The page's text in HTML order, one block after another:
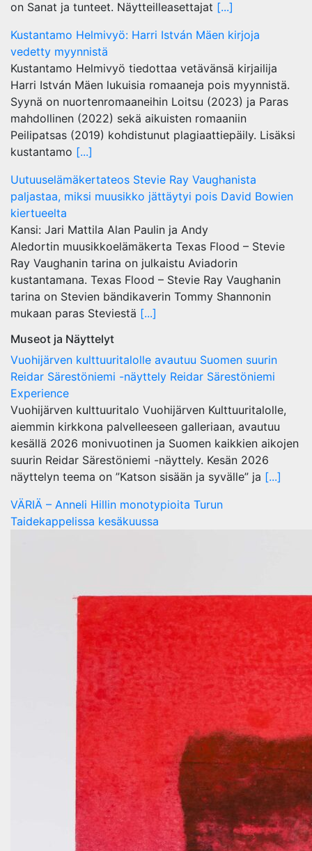
on Sanat ja tunteet. Näytteilleasettajat [...]
Kustantamo Helmivyö: Harri István Mäen kirjoja
vedetty myynnistä
Kustantamo Helmivyö tiedottaa vetävänsä kirjailija
Harri István Mäen lukuisia romaaneja pois myynnistä.
Syynä on nuortenromaaneihin Loitsu (2023) ja Paras
mahdollinen (2022) sekä aikuisten romaaniin
Peilipatsas (2019) kohdistunut plagiaattiepäily. Lisäksi
kustantamo [...]
Uutuuselämäkertateos Stevie Ray Vaughanista
paljastaa, miksi muusikko jättäytyi pois David Bowien
kiertueelta
Kansi: Jari Mattila Alan Paulin ja Andy
Aledortin muusikkoelämäkerta Texas Flood – Stevie
Ray Vaughanin tarina on julkaistu Aviadorin
kustantamana. Texas Flood – Stevie Ray Vaughanin
tarina on Stevien bändikaverin Tommy Shannonin
mukaan paras Steviestä [...]
Museot ja Näyttelyt
Vuohijärven kulttuuritalolle avautuu Suomen suurin
Reidar Särestöniemi -näyttely Reidar Särestöniemi
Experience
Vuohijärven kulttuuritalo Vuohijärven Kulttuuritalolle,
aiemmin kirkkona palvelleeseen galleriaan, avautuu
kesällä 2026 monivuotinen ja Suomen kaikkien aikojen
suurin Reidar Särestöniemi -näyttely. Kesän 2026
näyttelyn teema on ”Katson sisään ja syvälle” ja [...]
VÄRIÄ – Anneli Hillin monotypioita Turun
Taidekappelissa kesäkuussa